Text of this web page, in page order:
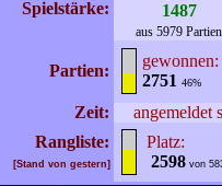
Spielstärke:
1487
aus 5979 Partien
Partien:
gewonnen:
2751 46%
Zeit:
angemeldet
Rangliste:
[Stand von gestern]
Platz:
2598 von